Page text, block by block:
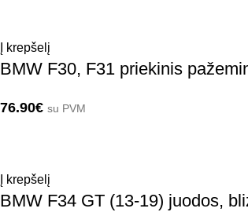
Į krepšelį
BMW F30, F31 priekinis
76.90€ su PVM
Į krepšelį
BMW F34 GT (13-19) juodos,